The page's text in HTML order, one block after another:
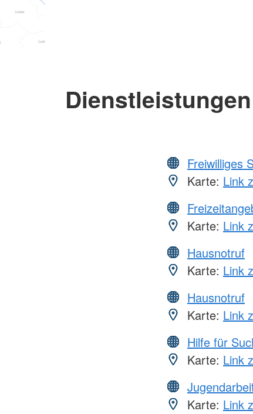
Dienstleistungen
Freiwilliges
Karte: Link
Karte: Link
Hausnotruf
Karte: Link
Hausnotruf
Karte: Link
Hilfe für
Karte: Link
Karte: Link